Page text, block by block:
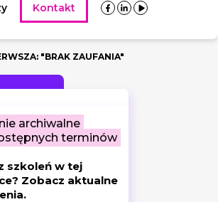
Kontakt
"BRAK ZAUFANIA"
archiwalne
terminów
szkoleń w tej
Zobacz aktualne